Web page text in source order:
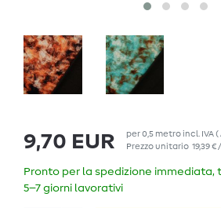
9,70 EUR per0,5 metroincl. IVA(
Prezzo unitario 19,39
Pronto per la spedizione immediata,
5–7 giorni lavorativi